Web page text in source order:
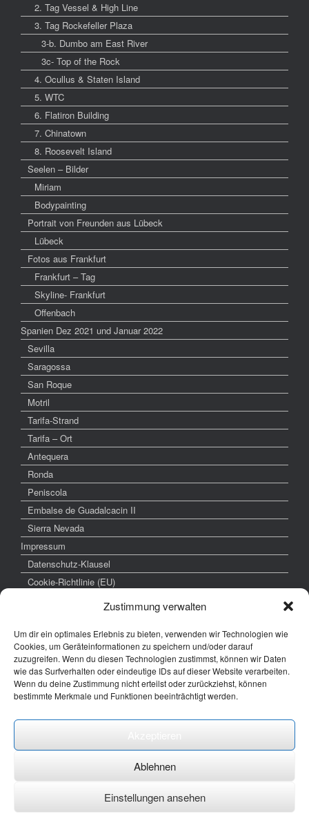
Zustimmung verwalten
Um dir ein optimales Erlebnis zu bieten, verwenden wir Technologien wie
Cookies, um Geräteinformationen zu speichern und/oder darauf
zuzugreifen. Wenn du diesen Technologien zustimmst, können wir Daten
wie das Surfverhalten oder eindeutige IDs auf dieser Website verarbeiten.
Wenn du deine Zustimmung nicht erteilst oder zurückziehst, können
bestimmte Merkmale und Funktionen beeinträchtigt werden.
Ablehnen
Einstellungen ansehen
2. Tag Vessel & High Line
3. Tag Rockefeller Plaza
3-b. Dumbo am East River
3c- Top of the Rock
4. Ocullus & Staten Island
5. WTC
6. Flatiron Building
7. Chinatown
8. Roosevelt Island
Seelen – Bilder
Miriam
Bodypainting
Portrait von Freunden aus Lübeck
Lübeck
Fotos aus Frankfurt
Frankfurt – Tag
Skyline- Frankfurt
Offenbach
Spanien Dez 2021 und Januar 2022
Sevilla
Saragossa
San Roque
Motril
Tarifa-Strand
Tarifa – Ort
Antequera
Ronda
Peniscola
Embalse de Guadalcacin II
Sierra Nevada
Impressum
Datenschutz-Klausel
Cookie-Richtlinie (EU)
weitere interessante Links
www.hochzeitsfoto-tk.de
www.fotografie-kraemer.de
E-Mail: thomas ( @) thomas-kraemer-fotografie.de
Ein Theme vonSiteOrigin